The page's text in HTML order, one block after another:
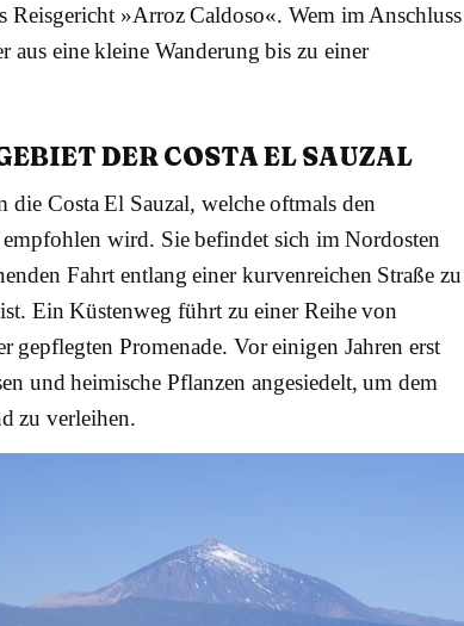
Reisgericht »Arroz Caldoso«. Wem im Anschluss
aus eine kleine Wanderung bis zu einer
DER COSTA EL SAUZAL
Costa El Sauzal, welche oftmals den
wird. Sie befindet sich im Nordosten
Fahrt entlang einer kurvenreichen Straße zu
Ein Küstenweg führt zu einer Reihe von
gepflegten Promenade. Vor einigen Jahren erst
und heimische Pflanzen angesiedelt, um dem
zu verleihen.